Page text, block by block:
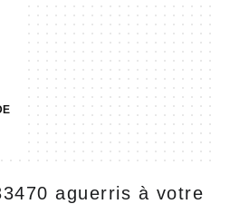
aguerris à votre